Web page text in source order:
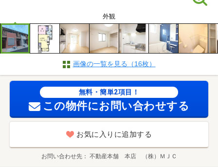
外観
画像の一覧を見る（16枚）
無料・簡単2項目！
この物件にお問い合わせする
お気に入りに追加する
お問い合わせ先 不動産本舗 本店 （株）ＭＪＣ